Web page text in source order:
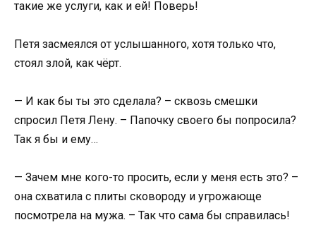
такие же услуги, как и ей! Поверь!
Петя засмеялся от услышанного, хотя только что,
стоял злой, как чёрт.
— И как бы ты это сделала? – сквозь смешки
спросил Петя Лену. – Папочку своего бы попросила?
Так я бы и ему…
— Зачем мне кого-то просить, если у меня есть это? –
она схватила с плиты сковороду и угрожающе
посмотрела на мужа. – Так что сама бы справилась!